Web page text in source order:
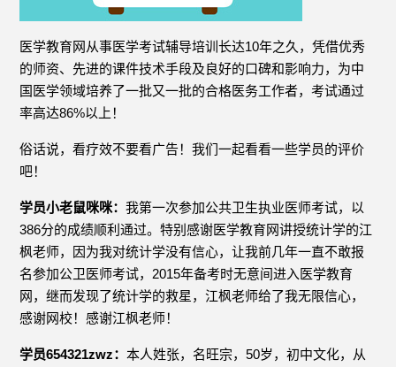
医学教育网从事医学考试辅导培训长达10年之久，凭借优秀
的师资、先进的课件技术手段及良好的口碑和影响力，为中
国医学领域培养了一批又一批的合格医务工作者，考试通过
率高达86%以上！
俗话说，看疗效不要看广告！我们一起看看一些学员的评价
吧！
学员小老鼠咪咪：我第一次参加公共卫生执业医师考试，以
386分的成绩顺利通过。特别感谢医学教育网讲授统计学的江
枫老师，因为我对统计学没有信心，让我前几年一直不敢报
名参加公卫医师考试，2015年备考时无意间进入医学教育
网，继而发现了统计学的救星，江枫老师给了我无限信心，
感谢网校！感谢江枫老师！
学员654321zwz：本人姓张，名旺宗，50岁，初中文化，从